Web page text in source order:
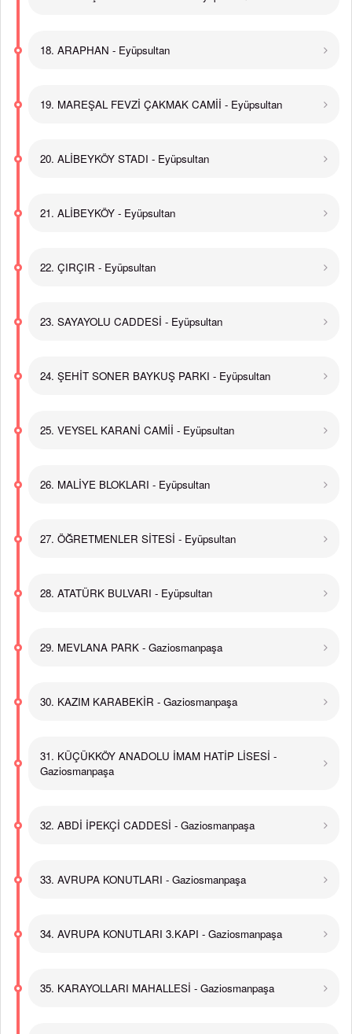
18. ARAPHAN - Eyüpsultan
19. MAREŞAL FEVZİ ÇAKMAK CAMİİ - Eyüpsultan
20. ALİBEYKÖY STADI - Eyüpsultan
21. ALİBEYKÖY - Eyüpsultan
22. ÇIRÇIR - Eyüpsultan
23. SAYAYOLU CADDESİ - Eyüpsultan
24. ŞEHİT SONER BAYKUŞ PARKI - Eyüpsultan
25. VEYSEL KARANİ CAMİİ - Eyüpsultan
26. MALİYE BLOKLARI - Eyüpsultan
27. ÖĞRETMENLER SİTESİ - Eyüpsultan
28. ATATÜRK BULVARI - Eyüpsultan
29. MEVLANA PARK - Gaziosmanpaşa
30. KAZIM KARABEKİR - Gaziosmanpaşa
31. KÜÇÜKKÖY ANADOLU İMAM HATİP LİSESİ -
Gaziosmanpaşa
32. ABDİ İPEKÇİ CADDESİ - Gaziosmanpaşa
33. AVRUPA KONUTLARI - Gaziosmanpaşa
34. AVRUPA KONUTLARI 3.KAPI - Gaziosmanpaşa
35. KARAYOLLARI MAHALLESİ - Gaziosmanpaşa